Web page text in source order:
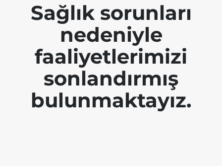
Sağlık sorunları
nedeniyle
faaliyetlerimizi
sonlandırmış
bulunmaktayız.